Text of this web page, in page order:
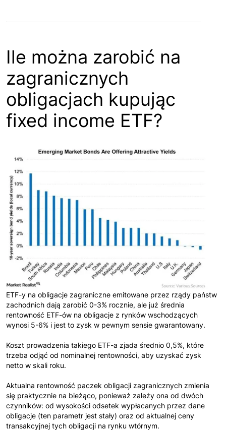
Ile można zarobić na
zagranicznych
obligacjach kupując
fixed income ETF?
ETF-y na obligacje zagraniczne emitowane przez rządy państw
zachodnich dają zarobić 0-3% rocznie, ale już średnia
rentowność ETF-ów na obligacje z rynków wschodzących
wynosi 5-6% i jest to zysk w pewnym sensie gwarantowany.
Koszt prowadzenia takiego ETF-a zjada średnio 0,5%, które
trzeba odjąć od nominalnej rentowności, aby uzyskać zysk
netto w skali roku.
Aktualna rentowność paczek obligacji zagranicznych zmienia
się praktycznie na bieżąco, ponieważ zależy ona od dwóch
czynników: od wysokości odsetek wypłacanych przez dane
obligacje (ten parametr jest stały) oraz od aktualnej ceny
transakcyjnej tych obligacji na rynku wtórnym.